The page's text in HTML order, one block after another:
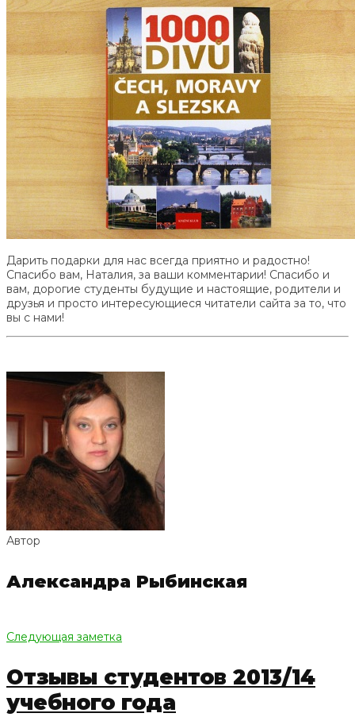
Дарить подарки для нас всегда приятно и радостно!
Спасибо вам, Наталия, за ваши комментарии! Спасибо и
вам, дорогие студенты будущие и настоящие, родители и
друзья и просто интересующиеся читатели сайта за то, что
вы с нами!
Автор
Александра Рыбинская
Следующая заметка
Отзывы студентов 2013/14
учебного года